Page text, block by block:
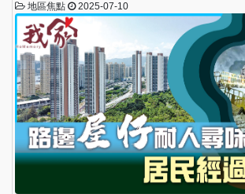
地區焦點 2025-07-10